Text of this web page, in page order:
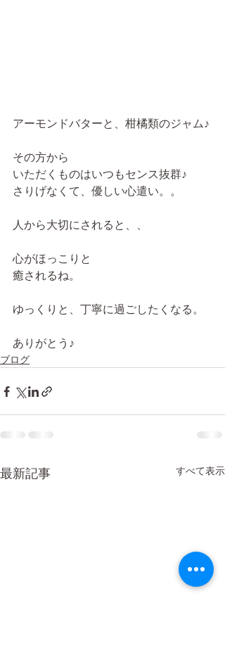
アーモンドバターと、柑橘類のジャム♪
その方から
いただくものはいつもセンス抜群♪
さりげなくて、優しい心遣い。。
人から大切にされると、、
心がほっこりと
癒されるね。
ゆっくりと、丁寧に過ごしたくなる。
ありがとう♪
ブログ
最新記事 すべて表示